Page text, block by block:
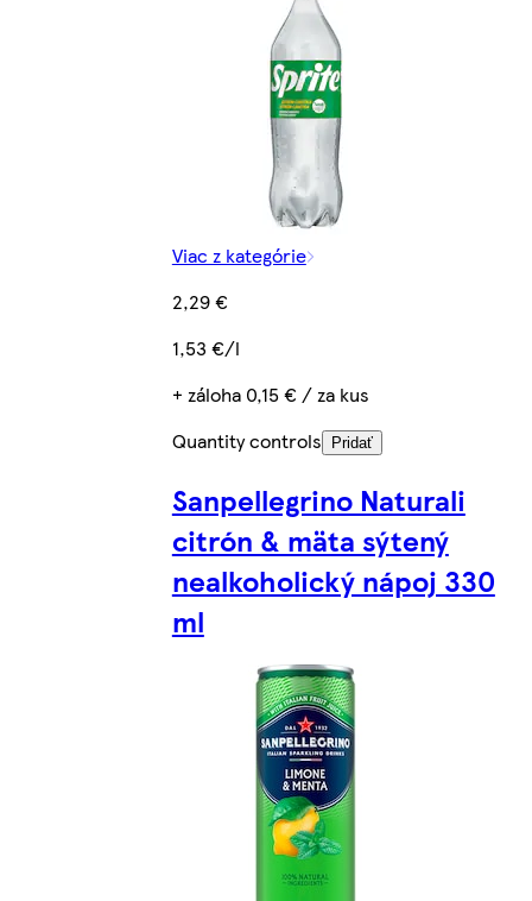
Viac z kategórie
2,29 €
1,53 €/l
+ záloha 0,15 € / za kus
Quantity controls
Pridať
Sanpellegrino Naturali
citrón & mäta sýtený
nealkoholický nápoj 330
ml